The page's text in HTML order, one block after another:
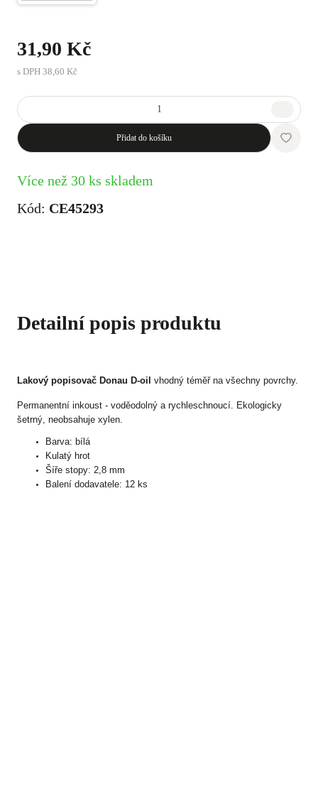
31,90 Kč
s DPH 38,60 Kč
Přidat do košíku
Více než 30 ks skladem
Kód: CE45293
Detailní popis produktu
Lakový popisovač Donau D-oil vhodný téměř na všechny povrchy.
Permanentní inkoust - voděodolný a rychleschnoucí. Ekologicky
šetrný, neobsahuje xylen.
Barva: bílá
Kulatý hrot
Šíře stopy: 2,8 mm
Balení dodavatele: 12 ks